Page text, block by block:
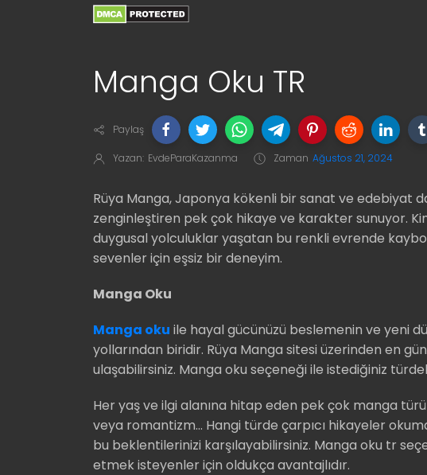
Manga Oku TR
Paylaş
Yazan: EvdeParaKazanma Zaman Ağustos 21, 2024
Rüya Manga, Japonya kökenli bir sanat ve edebiyat
zenginleştiren pek çok hikaye ve karakter sunuyor.
duygusal yolculuklar yaşatan bu renkli evrende
sevenler için eşsiz bir deneyim.
Manga Oku
Manga oku ile hayal gücünüzü beslemenin ve yeni
yollarından biridir. Rüya Manga sitesi üzerinden en
ulaşabilirsiniz. Manga oku seçeneği ile istediğiniz
Her yaş ve ilgi alanına hitap eden pek çok manga
veya romantizm… Hangi türde çarpıcı hikayeler
bu beklentilerinizi karşılayabilirsiniz. Manga oku tr
etmek isteyenler için oldukça avantajlıdır.